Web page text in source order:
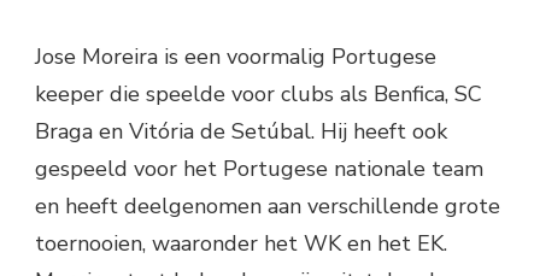
Jose Moreira is een voormalig Portugese
keeper die speelde voor clubs als Benfica, SC
Braga en Vitória de Setúbal. Hij heeft ook
gespeeld voor het Portugese nationale team
en heeft deelgenomen aan verschillende grote
toernooien, waaronder het WK en het EK.